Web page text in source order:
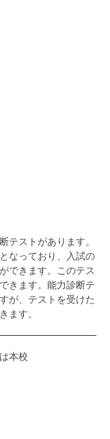
テストがあります。
なっており、入試の
できます。このテス
きます。能力診断テ
が、テストを受けた
ます。
本校